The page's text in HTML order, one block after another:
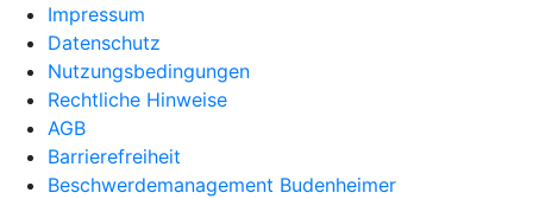
Impressum
Datenschutz
Nutzungsbedingungen
Rechtliche Hinweise
AGB
Barrierefreiheit
Beschwerdemanagement Budenheimer